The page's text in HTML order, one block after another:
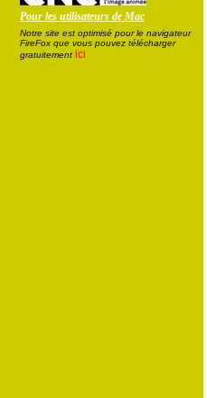
Pour les utilisateurs de Mac
Notre site est optimisé pour le navigateur
FireFox que vous pouvez télécharger
gratuitement ici